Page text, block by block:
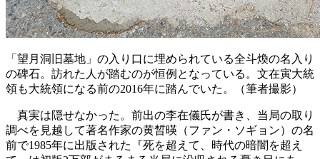
「望月洞旧墓地」の入り口に埋められている全斗煥の名入り
の碑石。訪れた人が踏むのが恒例となっている。文在寅大統
領も大統領になる前の2016年に踏んでいた。（筆者撮影）
真実は隠せなかった。前出の李在儀氏が書き、当局の取り
調べを見越して著名作家の黄晳暎（ファン・ソギョン）の名
前で1985年に出版された『死を超えて、時代の暗闇を超え